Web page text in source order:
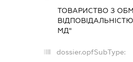
ТОВАРИСТВО З
МД"
dossier.opfSubType: